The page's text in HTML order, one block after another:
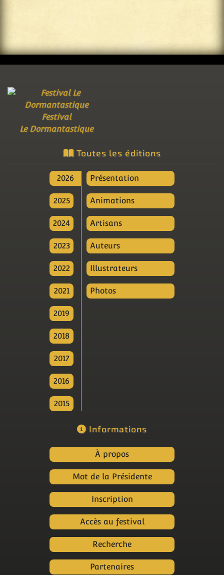
Festival
Le Dormantastique
Toutes les éditions
2026
2025
2024
2023
2022
2021
2019
2018
2017
2016
2015
Présentation
Animations
Artisans
Auteurs
Illustrateurs
Photos
Informations
À propos
Mot de la Présidente
Inscription
Accès au festival
Recherche
Partenaires